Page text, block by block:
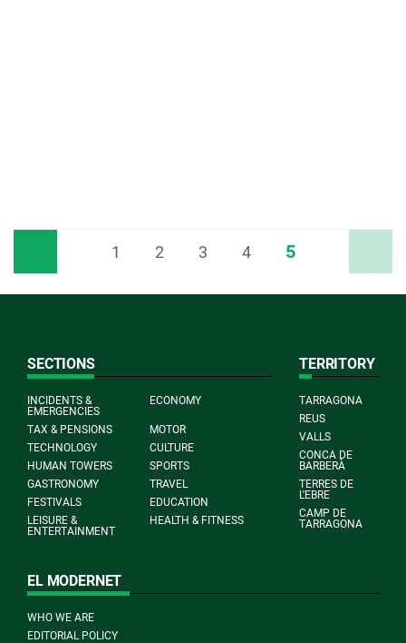
1 2 3 4 5
SECTIONS
INCIDENTS &
EMERGENCIES
ECONOMY
TAX & PENSIONS
MOTOR
TECHNOLOGY
CULTURE
HUMAN TOWERS
SPORTS
GASTRONOMY
TRAVEL
FESTIVALS
EDUCATION
LEISURE &
ENTERTAINMENT
HEALTH & FITNESS
TERRITORY
TARRAGONA
REUS
VALLS
CONCA DE
BARBERÀ
TERRES DE
L'EBRE
CAMP DE
TARRAGONA
EL MODERNET
WHO WE ARE
EDITORIAL POLICY